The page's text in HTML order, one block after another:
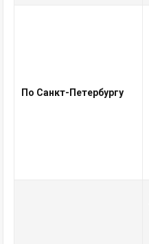
По Санкт-Петербургу